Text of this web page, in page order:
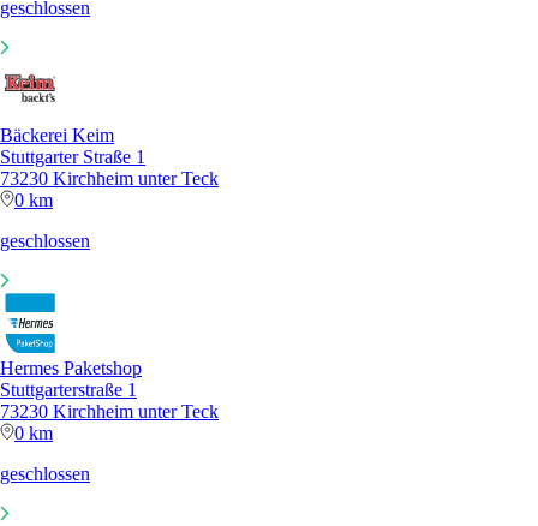
geschlossen
Bäckerei Keim
Stuttgarter Straße 1
73230 Kirchheim unter Teck
0 km
geschlossen
Hermes Paketshop
Stuttgarterstraße 1
73230 Kirchheim unter Teck
0 km
geschlossen